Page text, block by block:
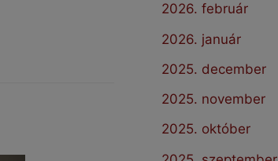
2026. február
2026. január
2025. december
2025. november
2025. október